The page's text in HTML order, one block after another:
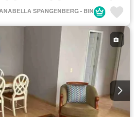
Estacionamiento
Seguridad
Sin amoblar
SPANGENBERG - BIN